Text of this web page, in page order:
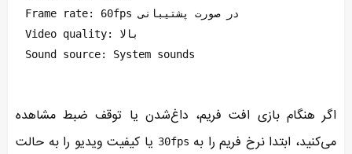
Frame rate: 60fps در صورت پشتیبانی
Video quality: بالا
Sound source: System sounds
اگر هنگام بازی افت فریم، داغ‌شدن یا توقف ضبط مشاهده
می‌کنید، ابتدا نرخ فریم را به 30fps یا کیفیت ویدیو را به حالت